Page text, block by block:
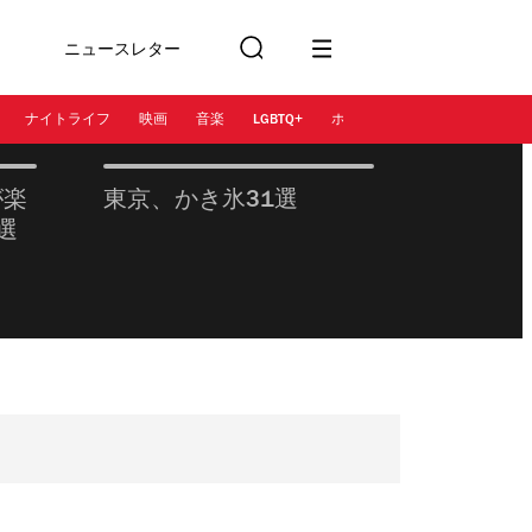
ニュースレター
に登録
索
ナイトライフ 映画 音楽 LGBTQ+ ホテル
東京、かき氷31選